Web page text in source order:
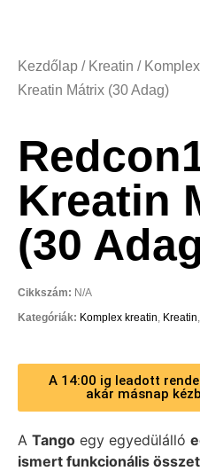
Kezdőlap / Kreatin /
Kreatin Mátrix (30 Adag)
Kreatin
(30
Cikkszám: N/A
Kategóriák: Komplex kreatin, Kreatin,
A 14:00 ig leadott
akár másnap
A Tango egy egyedülálló
ismert funkcionális